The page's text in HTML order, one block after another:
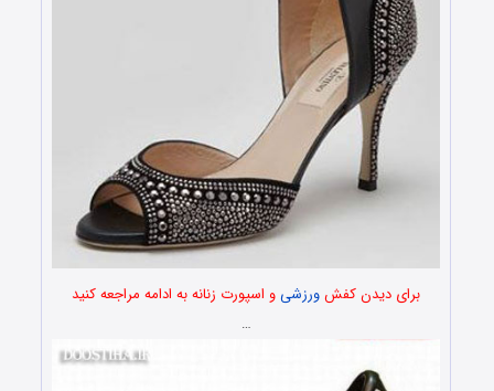
برای دیدن کفشورزشیو اسپورت زنانه به ادامه مراجعه کنید
…